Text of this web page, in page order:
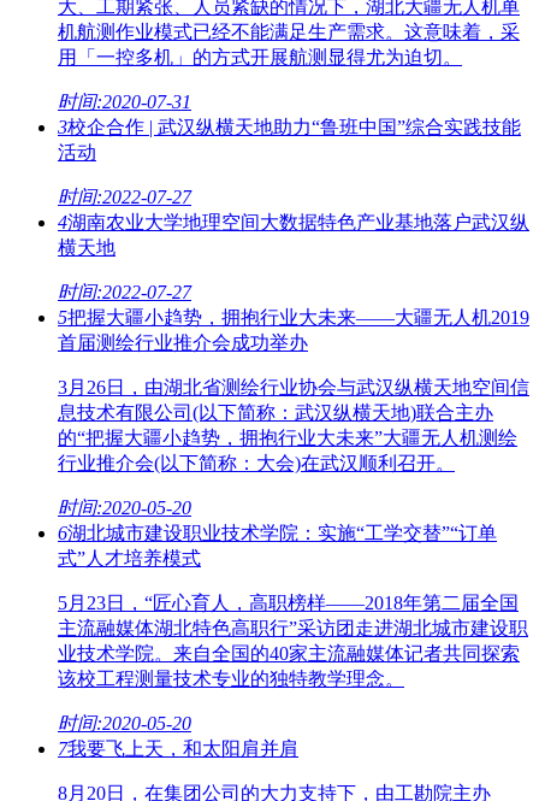
大、工期紧张、人员紧缺的情况下，湖北大疆无人机单
机航测作业模式已经不能满足生产需求。这意味着，采
用「一控多机」的方式开展航测显得尤为迫切。
时间:2020-07-31
3校企合作 | 武汉纵横天地助力“鲁班中国”综合实践技能
活动
时间:2022-07-27
4湖南农业大学地理空间大数据特色产业基地落户武汉纵
横天地
时间:2022-07-27
5把握大疆小趋势，拥抱行业大未来——大疆无人机2019
首届测绘行业推介会成功举办
3月26日，由湖北省测绘行业协会与武汉纵横天地空间信
息技术有限公司(以下简称：武汉纵横天地)联合主办
的“把握大疆小趋势，拥抱行业大未来”大疆无人机测绘
行业推介会(以下简称：大会)在武汉顺利召开。
时间:2020-05-20
6湖北城市建设职业技术学院：实施“工学交替”“订单
式”人才培养模式
5月23日，“匠心育人，高职榜样——2018年第二届全国
主流融媒体湖北特色高职行”采访团走进湖北城市建设职
业技术学院。来自全国的40家主流融媒体记者共同探索
该校工程测量技术专业的独特教学理念。
时间:2020-05-20
7我要飞上天，和太阳肩并肩
8月20日，在集团公司的大力支持下，由工勘院主办